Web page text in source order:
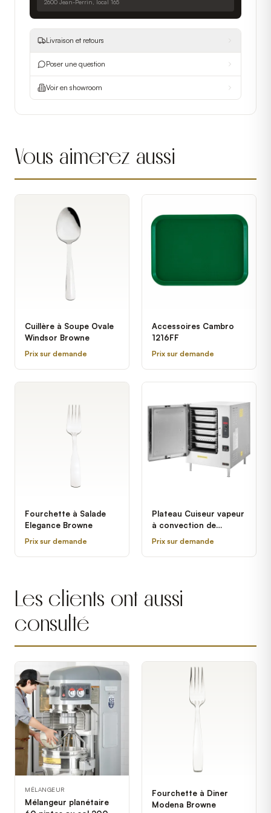
2600 Jean-Perrin, local 165
Livraison et retours
Poser une question
Voir en showroom
Vous aimerez aussi
Cuillère à Soupe Ovale
Windsor Browne
Prix sur demande
Accessoires Cambro
1216FF
Prix sur demande
Fourchette à Salade
Elegance Browne
Prix sur demande
Plateau Cuiseur vapeur
à convection de
comptoir électrique
208V, 3 Phase, 12 kW
Prix sur demande
Les clients ont aussi
consulté
MÉLANGEUR
Mélangeur planétaire
Fourchette à Diner
Modena Browne